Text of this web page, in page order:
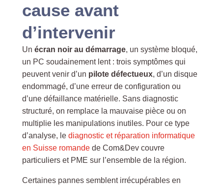
cause avant
d’intervenir
Un écran noir au démarrage, un système bloqué,
un PC soudainement lent : trois symptômes qui
peuvent venir d’un pilote défectueux, d’un disque
endommagé, d’une erreur de configuration ou
d’une défaillance matérielle. Sans diagnostic
structuré, on remplace la mauvaise pièce ou on
multiplie les manipulations inutiles. Pour ce type
d’analyse, le diagnostic et réparation informatique
en Suisse romandede Com&Dev couvre
particuliers et PME sur l’ensemble de la région.
Certaines pannes semblent irrécupérables en